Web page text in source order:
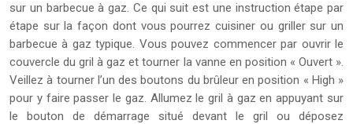
sur un barbecue à gaz. Ce qui suit est une instruction étape par
étape sur la façon dont vous pourrez cuisiner ou griller sur un
barbecue à gaz typique. Vous pouvez commencer par ouvrir le
couvercle du gril à gaz et tourner la vanne en position « Ouvert ».
Veillez à tourner l’un des boutons du brûleur en position « High »
pour y faire passer le gaz. Allumez le gril à gaz en appuyant sur
le bouton de démarrage situé devant le gril ou déposez